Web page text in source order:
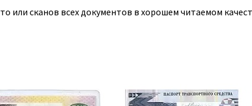
или сканов всех документов в хорошем читаемом